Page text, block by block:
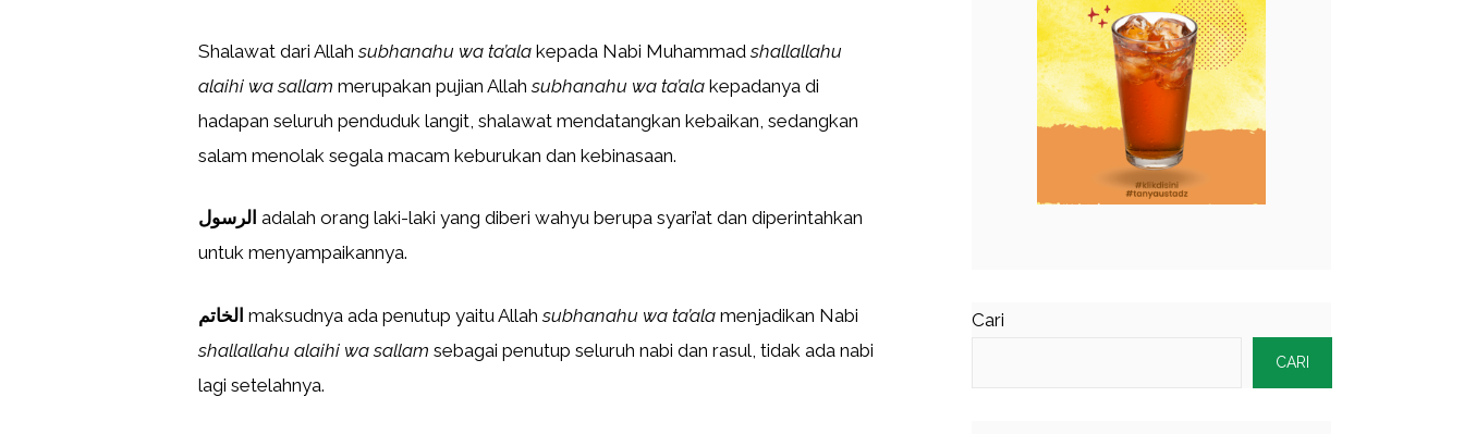
Shalawat dari Allahsubhanahu wa ta’ala kepada Nabi Muhammadshallallahu
alaihi wa sallam merupakan pujian Allahsubhanahu wa ta’ala kepadanya di
hadapan seluruh penduduk langit, shalawat mendatangkan kebaikan, sedangkan
salam menolak segala macam keburukan dan kebinasaan.
adalah orang laki-laki yang diberi wahyu berupa syari’at dan diperintahkan
untuk menyampaikannya.
maksudnya ada penutup yaitu Allahsubhanahu wa ta’ala menjadikan Nabi
shallallahu alaihi wa sallam sebagai penutup seluruh nabi dan rasul, tidak ada nabi
lagi setelahnya.
Cari
CARI